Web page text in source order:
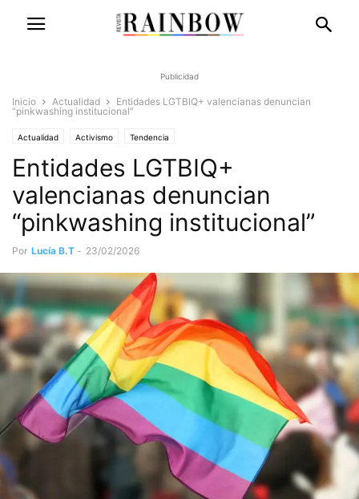
Publicidad
Inicio Actualidad
Entidades LGTBIQ+ valencianas denuncian
“pinkwashing institucional”
Actualidad Activismo Tendencia
Entidades LGTBIQ+
valencianas denuncian
“pinkwashing institucional”
Por Lucía B.T - 23/02/2026